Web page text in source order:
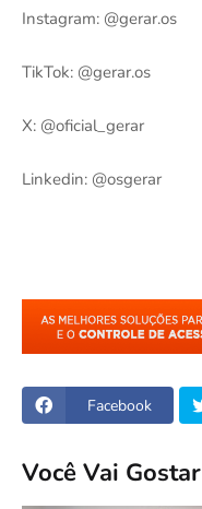
Instagram: @gerar.os
TikTok: @gerar.os
X: @oficial_gerar
Linkedin: @osgerar
Facebook
Você Vai Gostar